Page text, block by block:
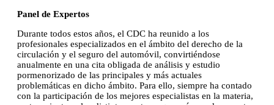
Panel de Expertos
Durante todos estos años, el CDC ha reunido a los
profesionales especializados en el ámbito del derecho de la
circulación y el seguro del automóvil, convirtiéndose
anualmente en una cita obligada de análisis y estudio
pormenorizado de las principales y más actuales
problemáticas en dicho ámbito. Para ello, siempre ha contado
con la participación de los mejores especialistas en la materia,